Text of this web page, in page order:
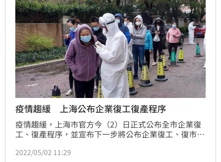
疫情趨緩 上海公布企業復工復產程序
疫情趨緩，上海市官方今（2）日正式公布全市企業復
工、復產程序，並宣布下一步將公布企業復工、復市工
「白名單」，供5類企業率先申請。
2022/05/02 11:29